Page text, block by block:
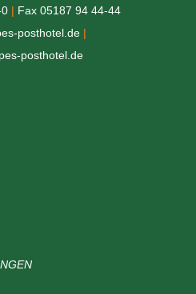
| Fax 05187 94 44-44
posthotel.de |
posthotel.de